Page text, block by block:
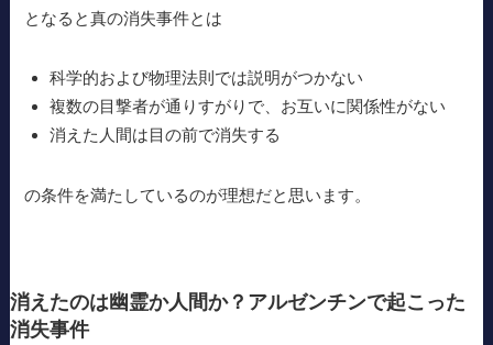
となると真の消失事件とは
科学的および物理法則では説明がつかない
複数の目撃者が通りすがりで、お互いに関係性がない
消えた人間は目の前で消失する
の条件を満たしているのが理想だと思います。
消えたのは幽霊か人間か？アルゼンチンで起こった
消失事件